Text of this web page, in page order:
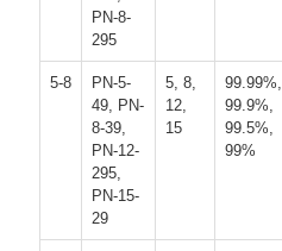
PN-8-
295
5-8
PN-5-
49, PN-
8-39,
PN-12-
295,
PN-15-
29
5, 8,
12,
15
99.99%,
99.9%,
99.5%,
99%